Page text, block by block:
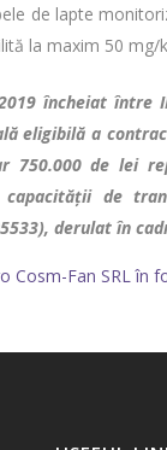
de lapte
la maxim 50 mg/
încheiat între
eligibilă a
750.000 de lei
capacității de
derulat în
Cosm-Fan SRL în